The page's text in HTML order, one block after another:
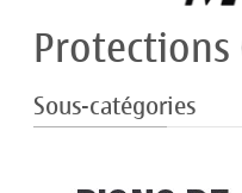
Protections
Sous-catégories